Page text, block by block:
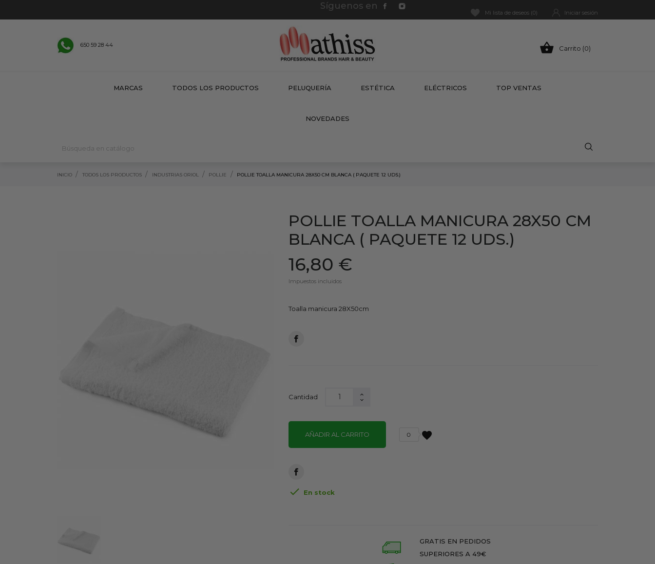
Síguenos en
Mi lista de deseos (0) Iniciar sesión
650 59 28 44  Carrito (0)
MARCAS TODOS LOS PRODUCTOS PELUQUERÍA ESTÉTICA ELÉCTRICOS TOP VENTAS
NOVEDADES
INICIO TODOS LOS PRODUCTOS INDUSTRIAS ORIOL POLLIE POLLIE TOALLA MANICURA 28X50 CM BLANCA ( PAQUETE 12 UDS.)
POLLIE TOALLA MANICURA 28X50 CM
BLANCA ( PAQUETE 12 UDS.)
16,80 €
Impuestos incluidos
Toalla manicura 28X50cm
Cantidad
AÑADIR AL CARRITO favorite
0
 En stock
GRATIS EN PEDIDOS
SUPERIORES A 49€